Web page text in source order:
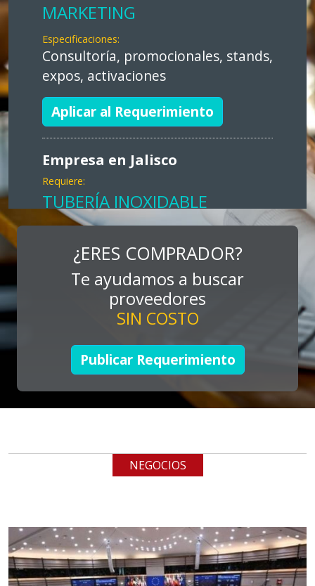
MARKETING
Especificaciones:
Consultoría, promocionales, stands,
expos, activaciones
Aplicar al Requerimiento
Empresa en Jalisco
Requiere:
TUBERÍA INOXIDABLE
Especificaciones:
cualquiera
Aplicar al Requerimiento
Empresa en Jalisco
Requiere:
LOGÍSTICA DE CARGA LLAVE
EN MANO
Aplicar al Requerimiento
Empresa en Jalisco
Requiere:
LOGÍSTICA
¿ERES COMPRADOR?
Te ayudamos a buscar
proveedores
SIN COSTO
Publicar Requerimiento
NEGOCIOS